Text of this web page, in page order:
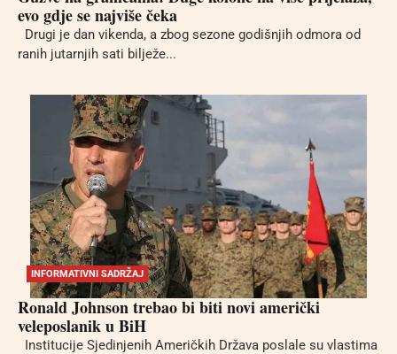
evo gdje se najviše čeka
Drugi je dan vikenda, a zbog sezone godišnjih odmora od
ranih jutarnjih sati bilježe...
INFORMATIVNI SADRŽAJ
Ronald Johnson trebao bi biti novi američki
veleposlanik u BiH
Institucije Sjedinjenih Američkih Država poslale su vlastima